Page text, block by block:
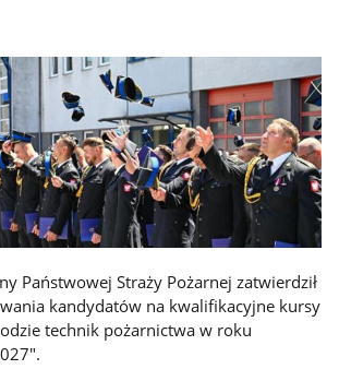
Państwowej Straży Pożarnej zatwierdził
kandydatów na kwalifikacyjne kursy
technik pożarnictwa w roku